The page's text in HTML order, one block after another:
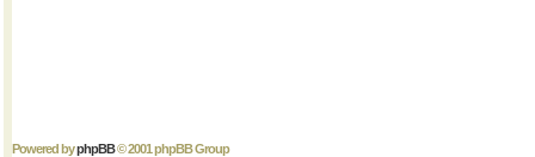
Powered byphpBB© 2001 phpBB Group